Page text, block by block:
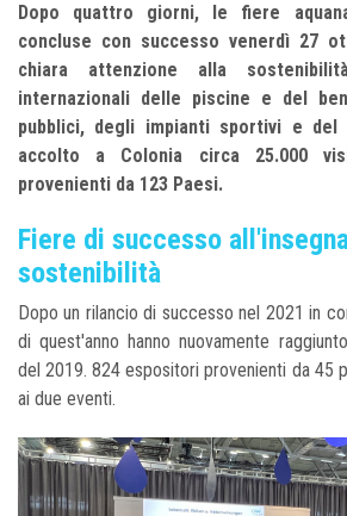
Dopo quattro giorni, le fiere
concluse con successo venerdì 27
chiara attenzione alla
internazionali delle piscine e del
pubblici, degli impianti sportivi e del
accolto a Colonia circa 25.000
provenienti da 123 Paesi.
Fiere di successo
sostenibilità
Dopo un rilancio di successo nel 2021 in
di quest'anno hanno nuovamente
del 2019. 824 espositori provenienti da 45
ai due eventi.